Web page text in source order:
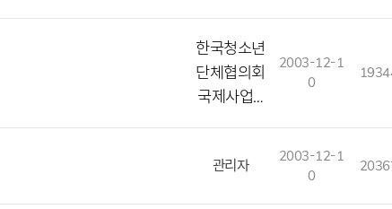
한국청소년
단체협의회
국제사업…
2003-12-1
0
관리자
2003-12-1
0